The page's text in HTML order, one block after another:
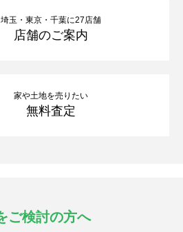
埼玉・東京・千葉に27店舗
店舗のご案内
家や土地を売りたい
無料査定
ご検討の方へ